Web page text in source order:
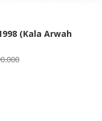
(Kala Arwah